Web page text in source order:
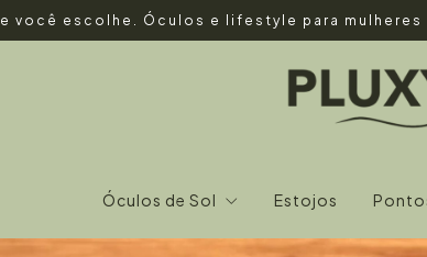
você escolhe. Óculos e lifestyle para
Óculos de Sol Estojos